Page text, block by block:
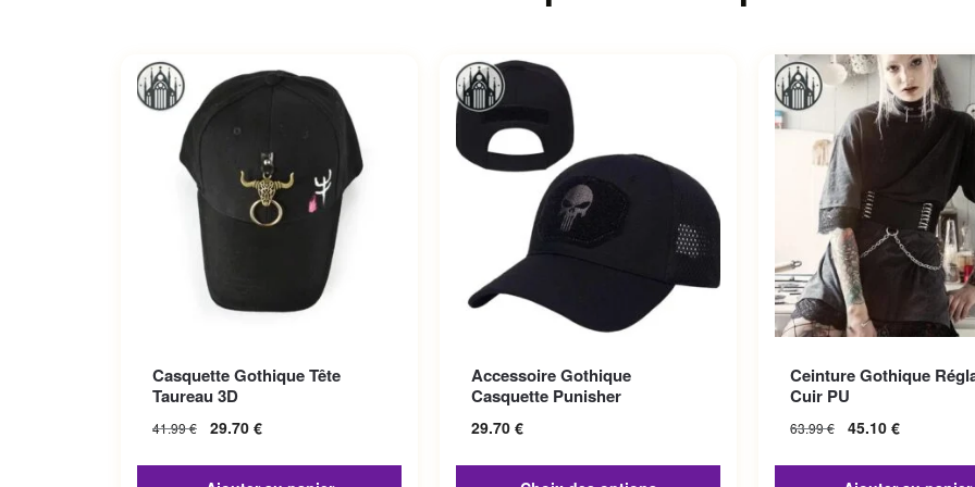
Casquette Gothique Tête
Taureau 3D
41.99€ 29.70 €
Accessoire Gothique
Casquette Punisher
29.70 €
Les options peuvent être choisies
Ceinture Gothique
Cuir PU
63.99€ 45.10 €